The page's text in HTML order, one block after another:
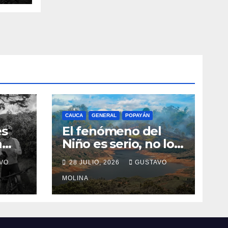
el
CAUCA GENERAL POPAYÁN
El fenómeno del
Niño es serio, no lo
tome a juego
28 JULIO, 2026 GUSTAVO
MOLINA